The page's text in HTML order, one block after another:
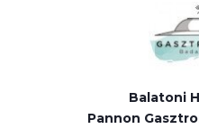
Balatoni
Pannon